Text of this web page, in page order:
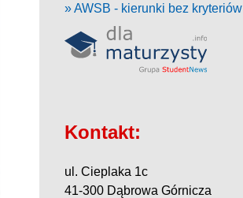
» AWSB - kierunki bez kryteriów
Kontakt:
ul. Cieplaka 1c
41-300 Dąbrowa Górnicza